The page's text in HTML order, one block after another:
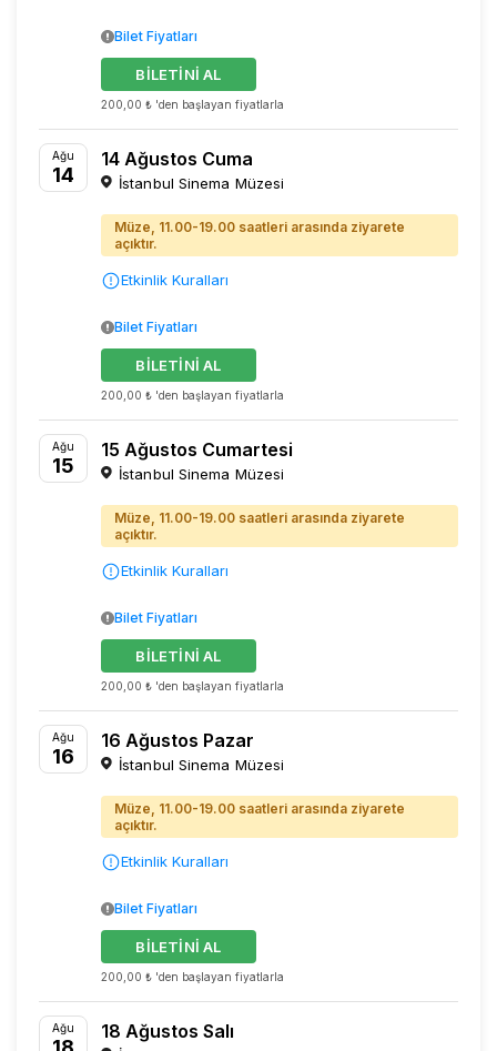
200,00 ₺ 'den başlayan fiyatlarla
BİLETİNİ AL
Bilet Fiyatları
Ağu
14
14 Ağustos Cuma
İstanbul Sinema Müzesi
Müze, 11.00-19.00 saatleri arasında ziyarete
açıktır.
Etkinlik Kuralları
200,00 ₺ 'den başlayan fiyatlarla
BİLETİNİ AL
Bilet Fiyatları
Ağu
15
15 Ağustos Cumartesi
İstanbul Sinema Müzesi
Müze, 11.00-19.00 saatleri arasında ziyarete
açıktır.
Etkinlik Kuralları
200,00 ₺ 'den başlayan fiyatlarla
BİLETİNİ AL
Bilet Fiyatları
Ağu
16
16 Ağustos Pazar
İstanbul Sinema Müzesi
Müze, 11.00-19.00 saatleri arasında ziyarete
açıktır.
Etkinlik Kuralları
200,00 ₺ 'den başlayan fiyatlarla
BİLETİNİ AL
Bilet Fiyatları
Ağu 18 Ağustos Salı